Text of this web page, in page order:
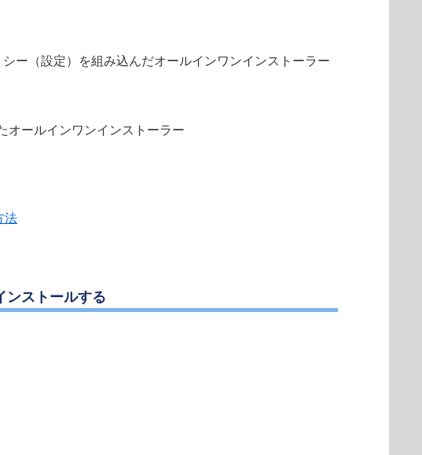
ー（設定）を組み込んだオールインワンインストーラー
オールインワンインストーラー
法
ンストールする